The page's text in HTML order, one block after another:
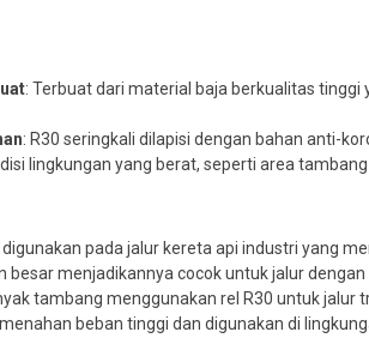
: Terbuat dari material baja berkualitas
: R30 seringkali dilapisi dengan bahan anti-
lingkungan yang berat, seperti area tambang
digunakan pada jalur kereta api industri yang
besar menjadikannya cocok untuk jalur
tambang menggunakan rel R30 untuk
beban tinggi dan digunakan di